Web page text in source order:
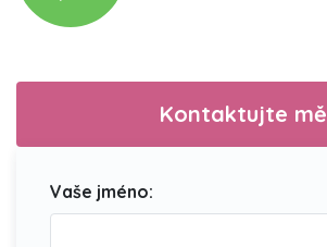
Kontaktujte mě
Vaše jméno: